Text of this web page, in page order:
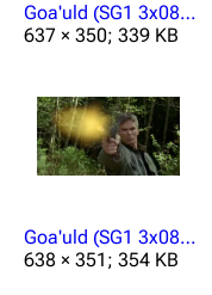
Goa'uld (SG1 3x08) Leiche.png
637 × 350; 339 KB
Goa'uld (SG1 3x08) Todesschuss.png
638 × 351; 354 KB